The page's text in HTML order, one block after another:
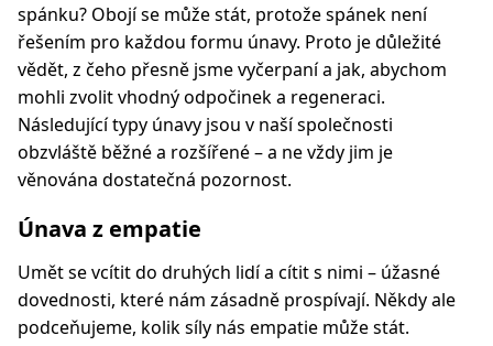
spánku? Obojí se může stát, protože spánek není
řešením pro každou formu únavy. Proto je důležité
vědět, z čeho přesně jsme vyčerpaní a jak, abychom
mohli zvolit vhodný odpočinek a regeneraci.
Následující typy únavy jsou v naší společnosti
obzvláště běžné a rozšířené – a ne vždy jim je
věnována dostatečná pozornost.
Únava z empatie
Umět se vcítit do druhých lidí a cítit s nimi – úžasné
dovednosti, které nám zásadně prospívají. Někdy ale
podceňujeme, kolik síly nás empatie může stát.